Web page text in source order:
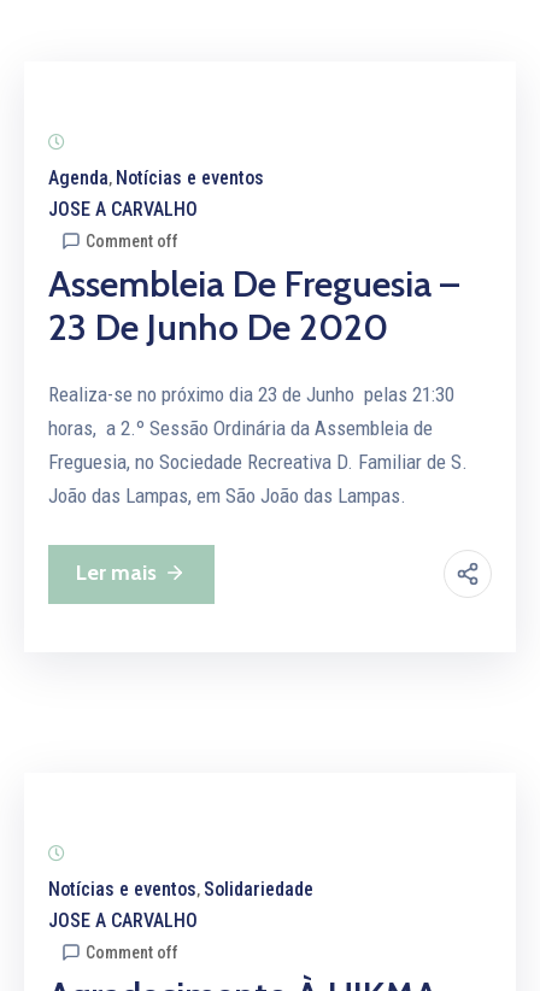
Agenda‚ Notícias e eventos
JOSE A CARVALHO
Comment off
Assembleia De Freguesia –
23 De Junho De 2020
Realiza-se no próximo dia 23 de Junho pelas 21:30
horas, a 2.º Sessão Ordinária da Assembleia de
Freguesia, no Sociedade Recreativa D. Familiar de S.
João das Lampas, em São João das Lampas.
Ler mais
Notícias e eventos‚ Solidariedade
JOSE A CARVALHO
Comment off